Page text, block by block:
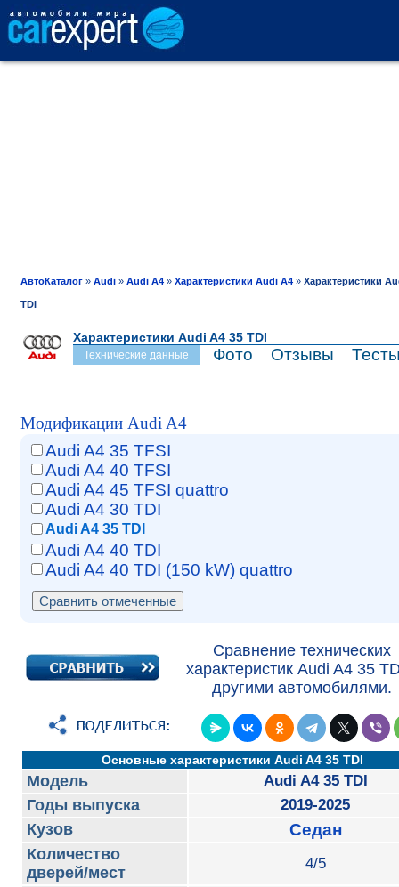
ТЕСТ-ДРАЙВ
ПРОДАЖА
АвтоКаталог» Audi» Audi A4» Характеристики Audi A4» Характеристики
TDI
Характеристики Audi A4 35 TDI
Технические данные Фото Отзывы
Модификации Audi A4
Audi A4 35 TFSI
Audi A4 40 TFSI
Audi A4 45 TFSI quattro
Audi A4 30 TDI
Audi A4 35 TDI
Audi A4 40 TDI
Audi A4 40 TDI (150 kW) quattro
Сравнение технических
характеристик Audi A4 35
другими автомобилями.
Основные характеристики Audi A4 35 TDI
Модель Audi A4 35 TDI
Годы выпуска 2019-2025
Кузов Седан
Количество
дверей/мест
4/5